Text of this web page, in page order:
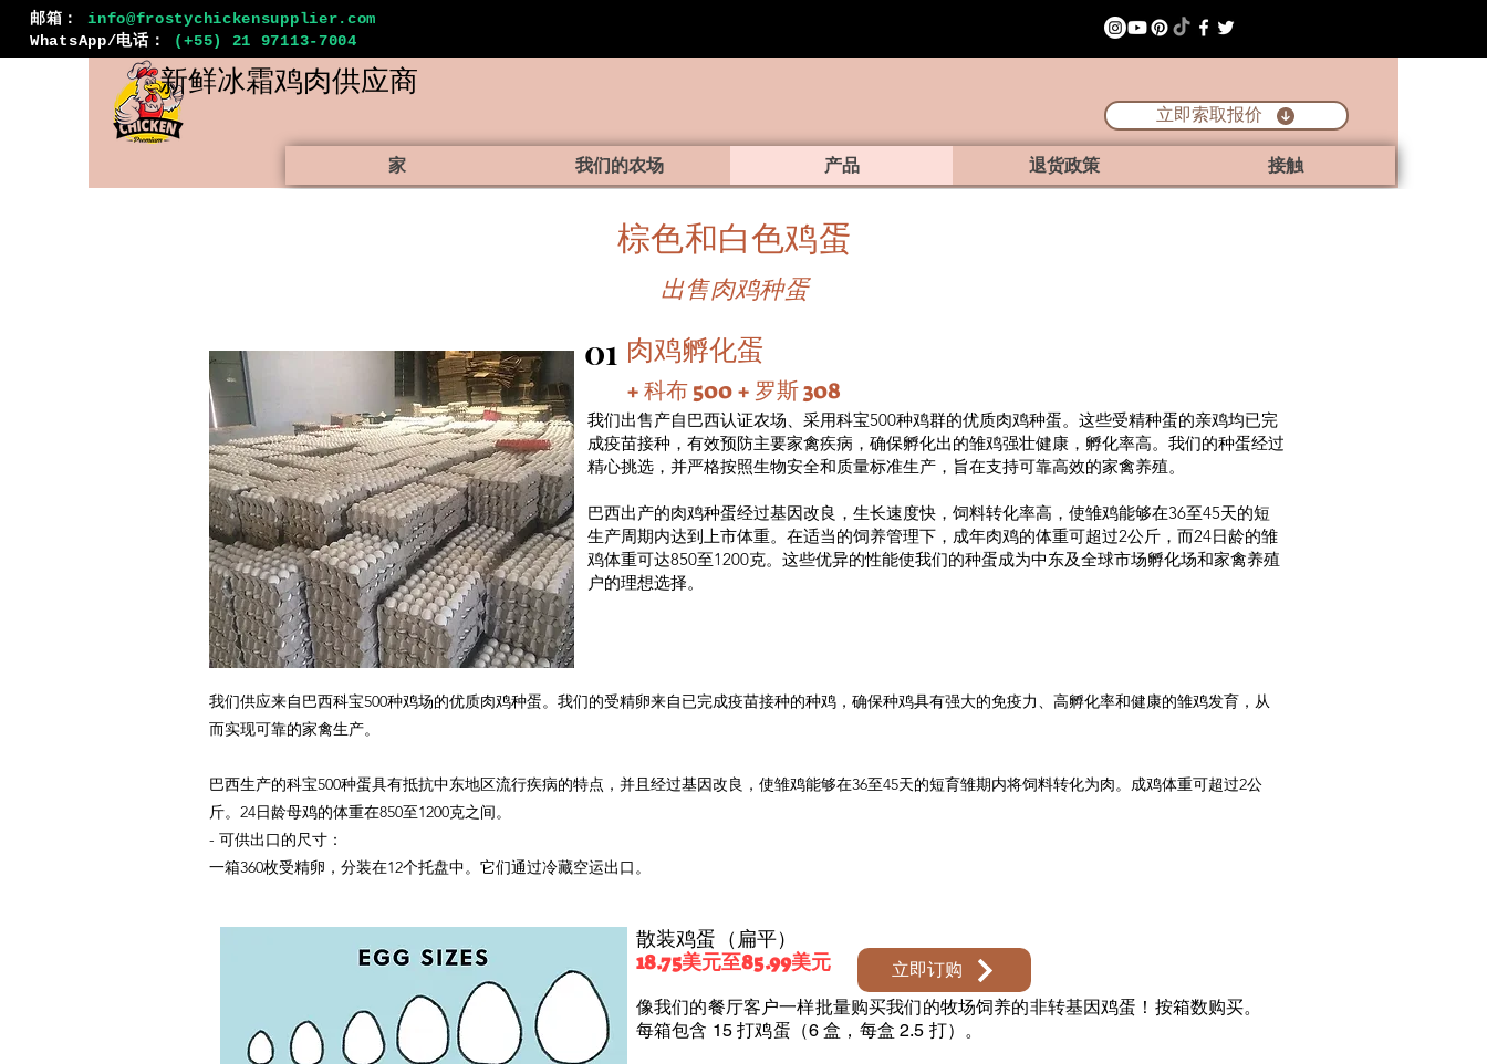
邮箱：
info@frostychickensupplier.com
WhatsApp/电话：
(+55) 21 97113-7004
新鲜冰霜鸡肉供应商
立即索取报价
家 我们的农场 产品 退货政策 接触
棕色和白色鸡蛋
出售肉鸡种蛋
01 肉鸡孵化蛋
+ 科布 500 + 罗斯 308
我们出售产自巴西认证农场、采用科宝500种鸡群的优质肉鸡种蛋。这些受精种蛋的亲鸡均已完
成疫苗接种，有效预防主要家禽疾病，确保孵化出的雏鸡强壮健康，孵化率高。我们的种蛋经过
精心挑选，并严格按照生物安全和质量标准生产，旨在支持可靠高效的家禽养殖。
巴西出产的肉鸡种蛋经过基因改良，生长速度快，饲料转化率高，使雏鸡能够在36至45天的短
生产周期内达到上市体重。在适当的饲养管理下，成年肉鸡的体重可超过2公斤，而24日龄的雏
鸡体重可达850至1200克。这些优异的性能使我们的种蛋成为中东及全球市场孵化场和家禽养殖
户的理想选择。
我们供应来自巴西科宝500种鸡场的优质肉鸡种蛋。我们的受精卵来自已完成疫苗接种的种鸡，确保种鸡具有强大的免疫力、高孵化率和健康的雏鸡发育，从
而实现可靠的家禽生产。
巴西生产的科宝500种蛋具有抵抗中东地区流行疾病的特点，并且经过基因改良，使雏鸡能够在36至45天的短育雏期内将饲料转化为肉。成鸡体重可超过2公
斤。24日龄母鸡的体重在850至1200克之间。
- 可供出口的尺寸：
一箱360枚受精卵，分装在12个托盘中。它们通过冷藏空运出口。
散装鸡蛋（扁平）
18.75美元至85.99美元
像我们的餐厅客户一样批量购买我们的牧场饲养的非转基因鸡蛋！按箱数购买。
每箱包含 15 打鸡蛋（6 盒，每盒 2.5 打）。
立即订购